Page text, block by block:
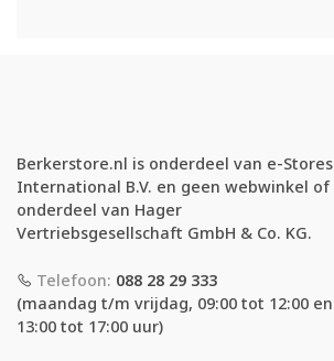
Berkerstore.nl is onderdeel van e-Stores
International B.V. en geen webwinkel of
onderdeel van Hager
Vertriebsgesellschaft GmbH & Co. KG.
Telefoon: 088 28 29 333
(maandag t/m vrijdag, 09:00 tot 12:00 en
13:00 tot 17:00 uur)